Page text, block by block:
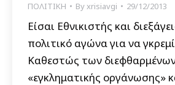
ΠΟΛΙΤΙΚΗ Byxrisiavgi 29/12/2013
Είσαι Εθνικιστής και
πολιτικό αγώνα για να
Καθεστώς των
«εγκληματικής οργάνωσης»